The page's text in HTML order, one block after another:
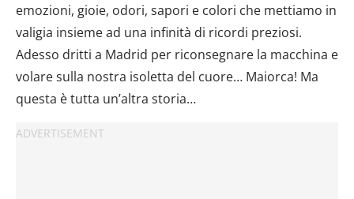
emozioni, gioie, odori, sapori e colori che mettiamo in
valigia insieme ad una infinità di ricordi preziosi.
Adesso dritti a Madrid per riconsegnare la macchina e
volare sulla nostra isoletta del cuore… Maiorca! Ma
questa è tutta un’altra storia…